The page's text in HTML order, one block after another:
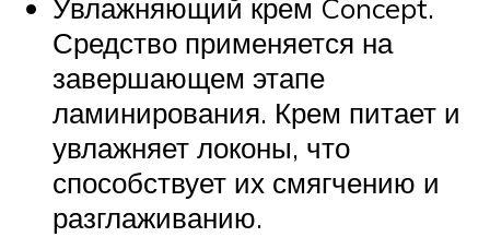
Увлажняющий крем Concept.
Средство применяется на
завершающем этапе
ламинирования. Крем питает и
увлажняет локоны, что
способствует их смягчению и
разглаживанию.